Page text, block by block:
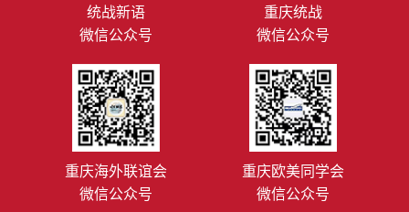
统战新语
微信公众号
重庆统战
微信公众号
重庆海外联谊会
微信公众号
重庆欧美同学会
微信公众号